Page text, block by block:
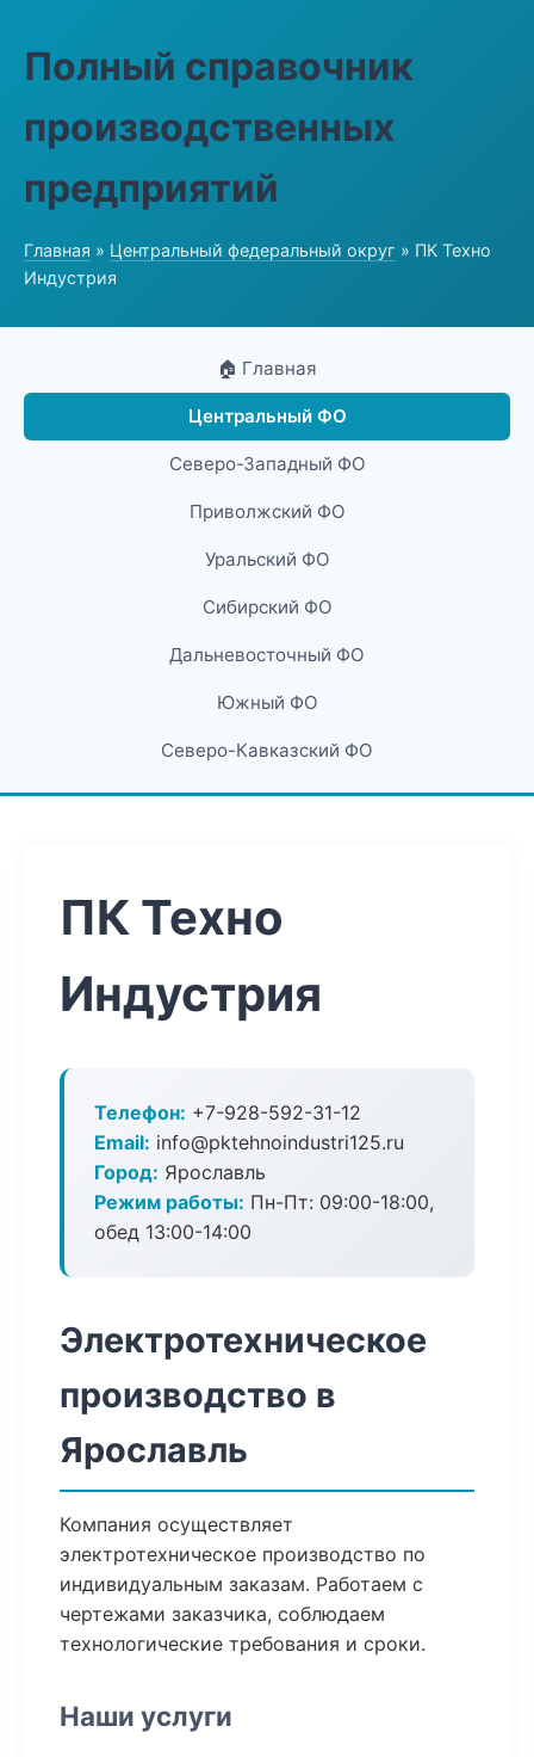
Полный справочник
производственных
предприятий
Главная » Центральный федеральный округ » ПК Техно
Индустрия
🏠 Главная
Центральный ФО
Северо-Западный ФО
Приволжский ФО
Уральский ФО
Сибирский ФО
Дальневосточный ФО
Южный ФО
Северо-Кавказский ФО
ПК Техно
Индустрия
Телефон: +7-928-592-31-12
Email: info@pktehnoindustri125.ru
Город: Ярославль
Режим работы: Пн-Пт: 09:00-18:00,
обед 13:00-14:00
Электротехническое
производство в
Ярославль
Компания осуществляет
электротехническое производство по
индивидуальным заказам. Работаем с
чертежами заказчика, соблюдаем
технологические требования и сроки.
Наши услуги